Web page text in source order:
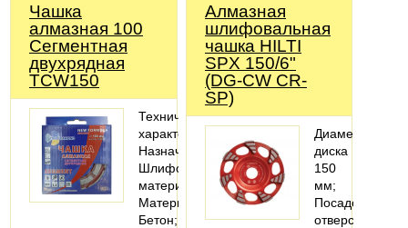
Чашка
алмазная 100
Сегментная
двухрядная
TCW150
Технические
характеристики
Назначение:
Шлифовать
материал
Материалы:
Бетон;
Алмазная
шлифовальная
чашка HILTI
SPX 150/6"
(DG-CW CR-
SP)
Диаметр
диска
150
мм;
Посадочное
отверстие